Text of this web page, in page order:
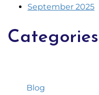
September 2025
Categories
Blog